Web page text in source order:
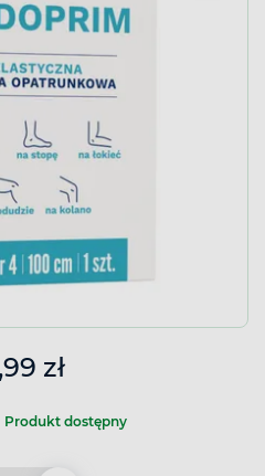
zł
Produkt dostępny